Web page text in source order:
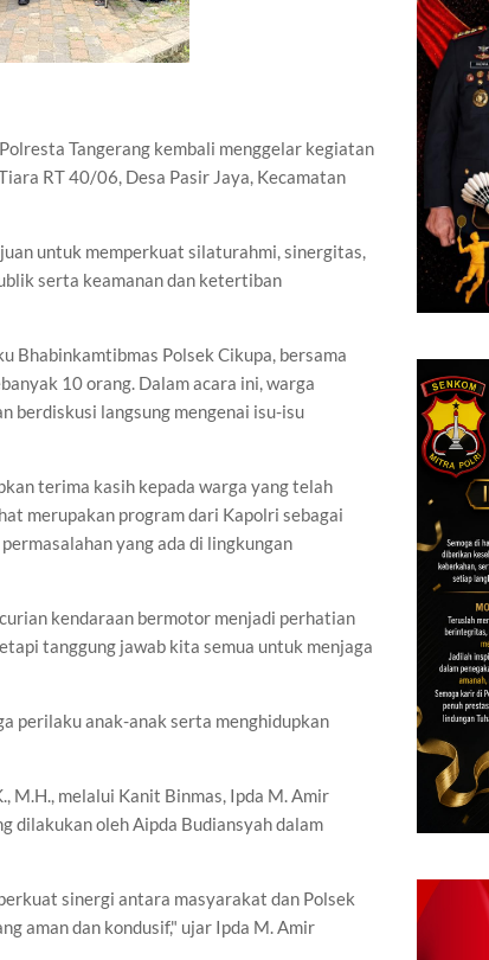
Tangerang kembali menggelar kegiatan
RT 40/06, Desa Pasir Jaya, Kecamatan
untuk memperkuat silaturahmi, sinergitas,
serta keamanan dan ketertiban
Bhabinkamtibmas Polsek Cikupa, bersama
10 orang. Dalam acara ini, warga
berdiskusi langsung mengenai isu-isu
terima kasih kepada warga yang telah
merupakan program dari Kapolri sebagai
yang ada di lingkungan
kendaraan bermotor menjadi perhatian
tanggung jawab kita semua untuk menjaga
perilaku anak-anak serta menghidupkan
M.H., melalui Kanit Binmas, Ipda M. Amir
dilakukan oleh Aipda Budiansyah dalam
sinergi antara masyarakat dan Polsek
aman dan kondusif," ujar Ipda M. Amir